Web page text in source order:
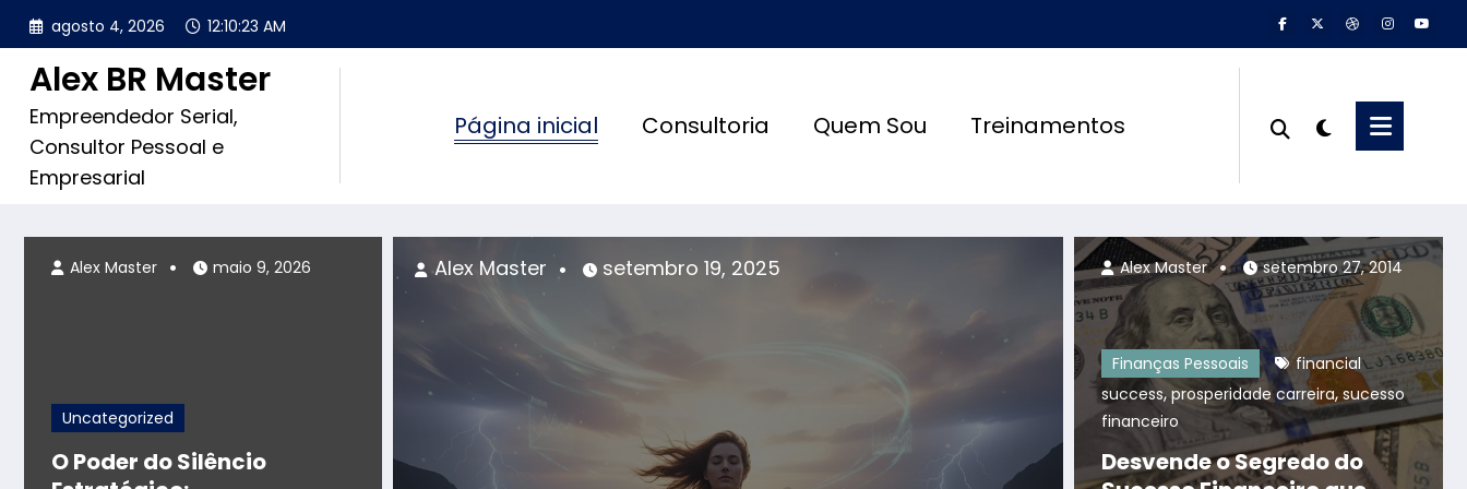
Pular
para
conteúdo
agosto 4, 2026 12:10:25 AM
Alex BR Master
Empreendedor Serial,
Consultor Pessoal e
Empresarial
Página inicial Consultoria Quem Sou Treinamentos
Uncategorized
O Poder do Silêncio
Alex Master maio 9, 2026
19, 2025 Alex Master julho 12, 2025 Alex Master abril 19, 2026
Finanças Pessoais
financial
success,prosperidade carreira, sucesso
financeiro
Desvende o Segredo do
Alex Master setembro 27, 2014